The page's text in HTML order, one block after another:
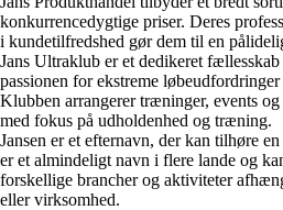
konkurrencedygtige priser. Deres
i kundetilfredshed gør dem til en
Jans Ultraklub er et dedikeret
passionen for ekstreme
Klubben arrangerer træninger, events
med fokus på udholdenhed og træning.
Jansen er et efternavn, der kan tilhøre
er et almindeligt navn i flere lande og
forskellige brancher og aktiviteter
eller virksomhed.